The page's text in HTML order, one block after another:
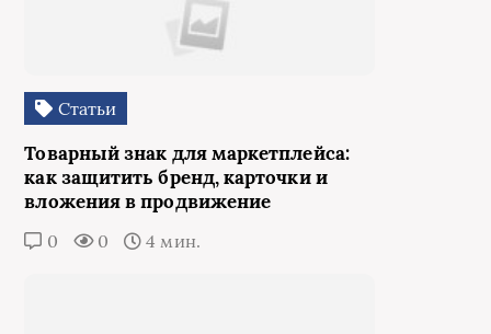
Статьи
Товарный знак для маркетплейса:
как защитить бренд, карточки и
вложения в продвижение
0 0 4 мин.